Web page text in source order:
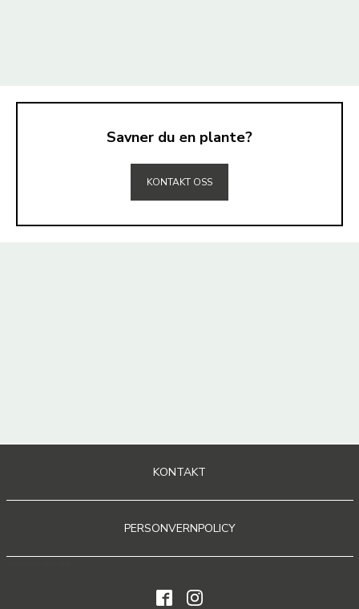
Savner du en plante?
KONTAKT OSS
KONTAKT
PERSONVERNPOLICY